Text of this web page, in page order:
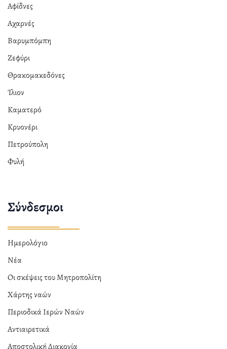
Αφίδνες
Αχαρνές
Βαρυμπόμπη
Ζεφύρι
Θρακομακεδόνες
Ίλιον
Καματερό
Κρυονέρι
Πετρούπολη
Φυλή
Σύνδεσμοι
Ημερολόγιο
Νέα
Οι σκέψεις του Μητροπολίτη
Χάρτης ναών
Περιοδικά Ιερών Ναών
Αντιαιρετικά
Αποστολική Διακονία